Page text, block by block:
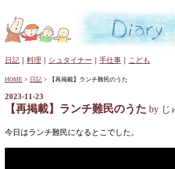
日記 料理 シュタイナー 手仕事 こども
HOME > 日記 > 【再掲載】ランチ難民のうた
2023-11-23
【再掲載】ランチ難民のうた by じ
今日はランチ難民になるとこでした。